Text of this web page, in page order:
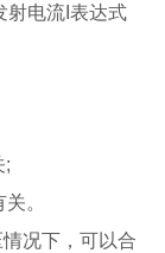
电流I表达式
;
。
况下，可以合